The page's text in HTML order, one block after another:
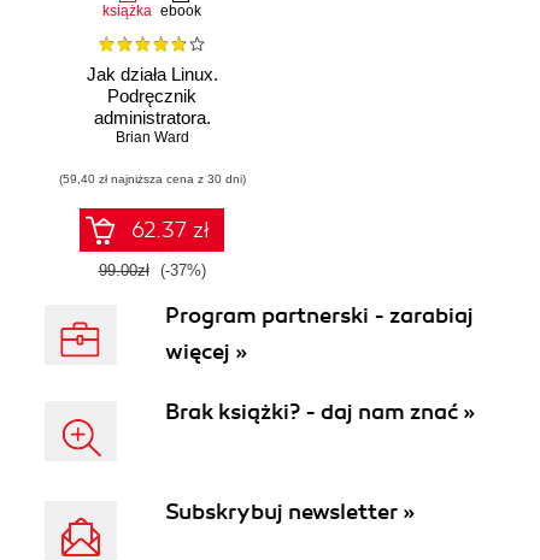
książka ebook
Jak działa Linux.
Podręcznik
administratora.
Wydanie III
Brian Ward
(59,40 zł najniższa cena z 30 dni)
62.37 zł
99.00zł (-37%)
Program partnerski - zarabiaj
więcej »
Brak książki? - daj nam znać »
Subskrybuj newsletter »